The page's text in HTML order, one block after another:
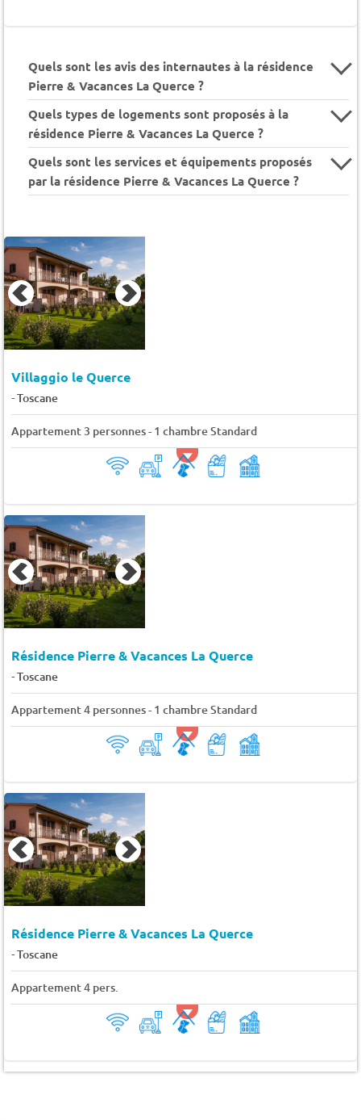
Quels sont les avis des internautes à la résidence
Pierre & Vacances La Querce ?
Quels types de logements sont proposés à la
résidence Pierre & Vacances La Querce ?
Quels sont les services et équipements proposés
par la résidence Pierre & Vacances La Querce ?
Villaggio le Querce
-Toscane
Appartement 3 personnes - 1 chambre Standard
Résidence Pierre & Vacances La Querce
-Toscane
Appartement 4 personnes - 1 chambre Standard
Résidence Pierre & Vacances La Querce
-Toscane
Appartement 4 pers.